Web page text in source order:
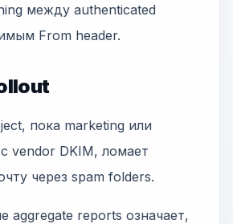
между authenticated
From header.
пока marketing или
vendor DKIM, ломает
через spam folders.
aggregate reports означает,